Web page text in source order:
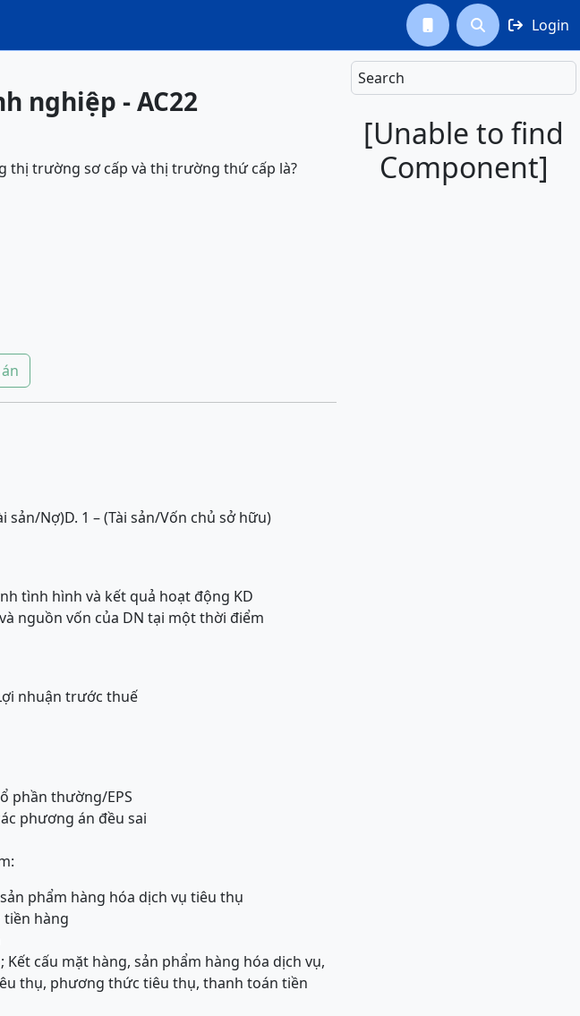
  Login
Search
[Unable to find
Component]
nghiệp - AC22
thị trường sơ cấp và thị trường thứ cấp là?
sản/Nợ)D. 1 – (Tài sản/Vốn chủ sở hữu)
tình hình và kết quả hoạt động KD
nguồn vốn của DN tại một thời điểm
nhuận trước thuế
phần thường/EPS
phương án đều sai
phẩm hàng hóa dịch vụ tiêu thụ
hàng
cấu mặt hàng, sản phẩm hàng hóa dịch vụ,
thụ, phương thức tiêu thụ, thanh toán tiền